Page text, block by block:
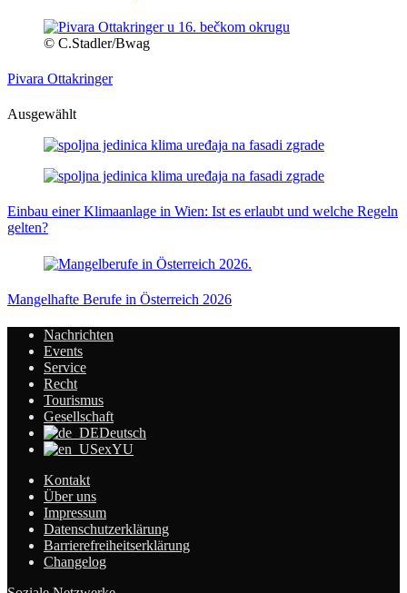
© C.Stadler/Bwag
Pivara Ottakringer
Ausgewählt
Einbau einer Klimaanlage in Wien: Ist es erlaubt und welche Regeln
gelten?
Mangelhafte Berufe in Österreich 2026
Nachrichten
Events
Service
Recht
Tourismus
Gesellschaft
Deutsch
exYU
Kontakt
Über uns
Impressum
Datenschutzerklärung
Barrierefreiheitserklärung
Changelog